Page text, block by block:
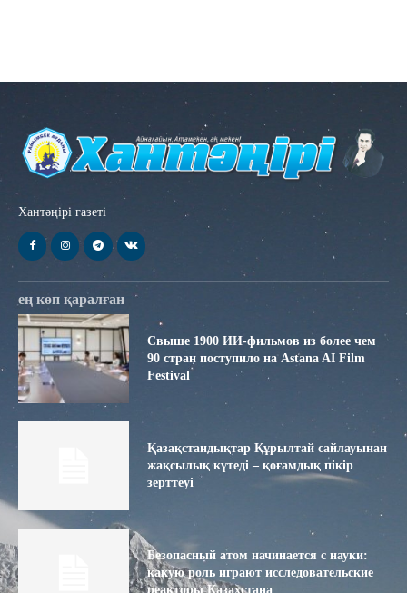
Хантәңірі газеті
ең көп қаралған
Свыше 1900 ИИ-фильмов из более чем
90 стран поступило на Astana AI Film
Festival
Қазақстандықтар Құрылтай сайлауынан
жақсылық күтеді – қоғамдық пікір
зерттеуі
Безопасный атом начинается с науки:
какую роль играют исследовательские
реакторы Казахстана